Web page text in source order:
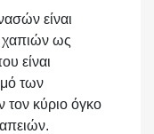
είναι
χαπιών ως
είναι
των
τον κύριο όγκο